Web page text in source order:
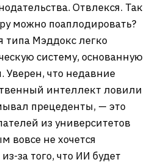
Отвлекся. Так
можно поаплодировать?
типа Мэддокс легко
систему, основанную
Уверен, что недавние
интеллект ловили
прецеденты, — это
из университетов
вовсе не хочется
за того, что ИИ будет